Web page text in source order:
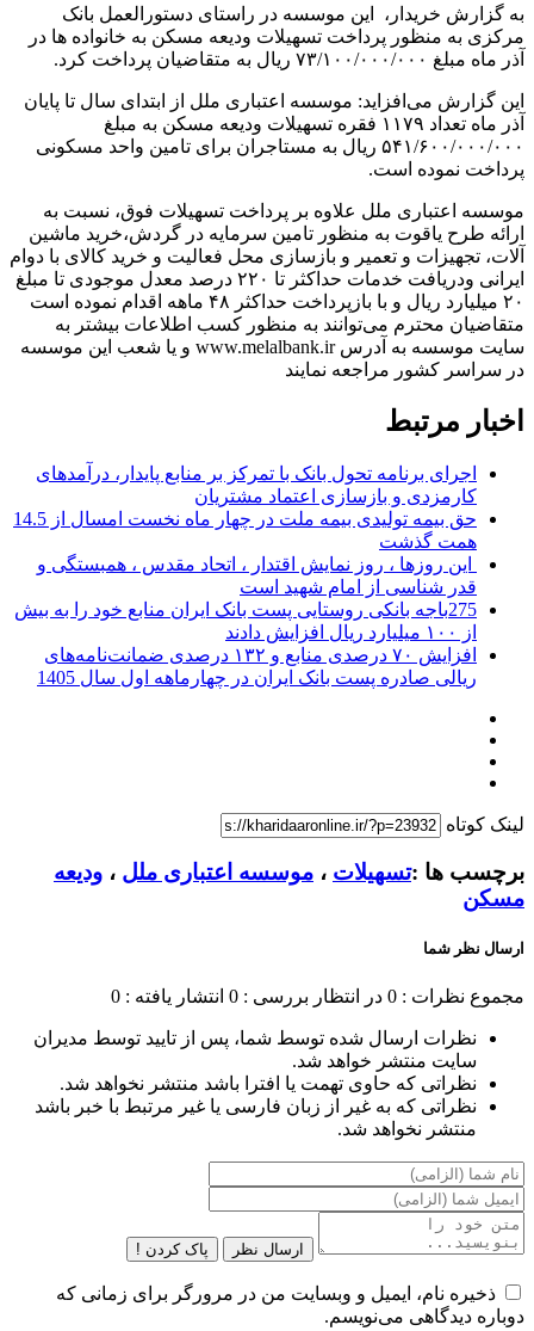
به گزارش خریدار، این موسسه در راستای دستورالعمل بانک
مرکزی به منظور پرداخت تسهیلات ودیعه مسکن به خانواده ها در
آذر ماه مبلغ ۷۳/۱۰۰/۰۰۰/۰۰۰ ریال به متقاضیان پرداخت کرد.
این گزارش می‌افزاید: موسسه اعتباری ملل از ابتدای سال تا پایان
آذر ماه تعداد ۱۱۷۹ فقره تسهیلات ودیعه مسکن به مبلغ
۵۴۱/۶۰۰/۰۰۰/۰۰۰ ریال به مستاجران برای تامین واحد مسکونی
پرداخت نموده است.
موسسه اعتباری ملل علاوه بر پرداخت تسهیلات فوق، نسبت به
ارائه طرح یاقوت به منظور تامین سرمایه در گردش،خرید ماشین
آلات، تجهیزات و تعمیر و بازسازی محل فعالیت و خرید کالای با دوام
ایرانی ودریافت خدمات حداکثر تا ۲۲۰ درصد معدل موجودی تا مبلغ
۲۰ میلیارد ریال و با بازپرداخت حداکثر ۴۸ ماهه اقدام نموده است
متقاضیان محترم می‌توانند به منظور کسب اطلاعات بیشتر به
سایت موسسه به آدرس www.melalbank.ir و یا شعب این موسسه
در سراسر کشور مراجعه نمایند
اخبار مرتبط
اجرای برنامه تحول بانک با تمرکز بر منابع پایدار، درآمدهای
کارمزدی و بازسازی اعتماد مشتریان
حق بیمه تولیدی بیمه ملت در چهار ماه نخست امسال از 14.5
همت گذشت
این روزها ، روز نمایش اقتدار ، اتحاد مقدس ، همبستگی و
قدر شناسی از امام شهید است
275باجه بانکی روستایی پست بانک ایران منابع خود را به بیش
از ۱۰۰ میلیارد ریال افزایش دادند
افزایش ۷۰ درصدی منابع و ۱۳۲ درصدی ضمانت‌نامه‌های
ریالی صادره پست بانک ایران در چهارماهه اول سال 1405
لینک کوتاه
برچسب ها :تسهیلات ، موسسه اعتباری ملل ، ودیعه
مسکن
ارسال نظر شما
مجموع نظرات : 0 در انتظار بررسی : 0 انتشار یافته : 0
نظرات ارسال شده توسط شما، پس از تایید توسط مدیران
سایت منتشر خواهد شد.
نظراتی که حاوی تهمت یا افترا باشد منتشر نخواهد شد.
نظراتی که به غیر از زبان فارسی یا غیر مرتبط با خبر باشد
منتشر نخواهد شد.
ارسال نظر پاک کردن !
ذخیره نام، ایمیل و وبسایت من در مرورگر برای زمانی که
دوباره دیدگاهی می‌نویسم.